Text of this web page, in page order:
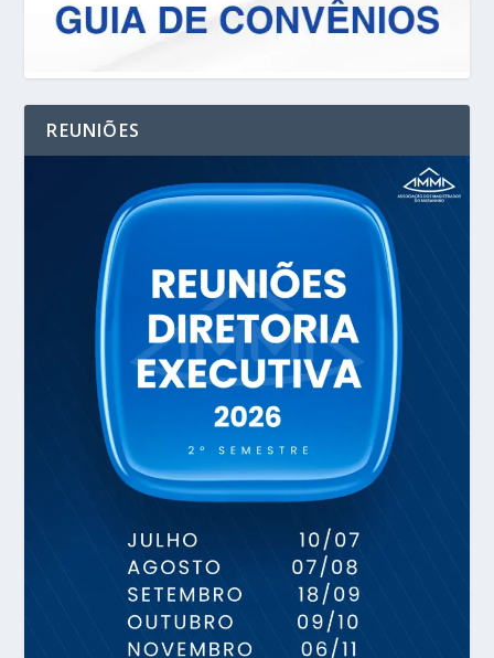
REUNIÕES